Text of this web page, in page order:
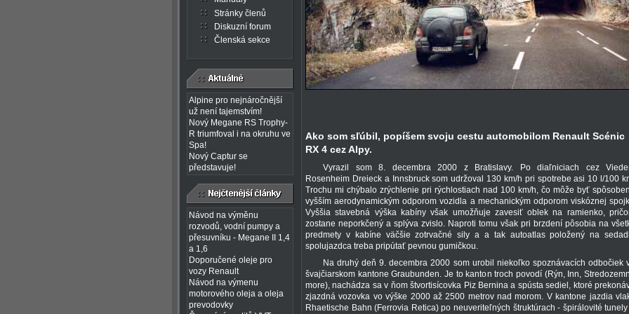
Stránky členů
Diskuzní forum
Členská sekce
Alpine pro nejnáročnější
už není tajemstvím!
Nový Megane RS Trophy-
R triumfoval i na okruhu ve
Spa!
Nový Captur se
představuje!
Návod na výměnu
rozvodů, vodní pumpy a
přesuvníku - Megane II 1,4
a 1,6
Doporučené oleje pro
vozy Renault
Návod na výmenu
motorového oleja a oleja
prevodovky
Ako som sľúbil, popíšem svoju cestu automobilom Renault Scénic
RX 4 cez Alpy.
Vyrazil som 8. decembra 2000 z Bratislavy. Po diaľniciach cez
Rosenheim Dreieck a Innsbruck som udržoval 130 km/h pri spotrebe asi 10 l/100
Trochu mi chýbalo zrýchlenie pri rýchlostiach nad 100 km/h, čo môže byť
vyšším aerodynamickým odporom vozidla a mechanickým odporom viskóznej
Vyššia stavebná výška kabíny však umožňuje zavesiť oblek na ramienko,
zostane neporkčený a splýva zvislo. Naproti tomu však pri brzdení pôsobia na
predmety v kabíne väčšie zotrvačné sily a a tak autoatlas položený na
spolujazdca treba pripútať pevnou gumičkou.
Na druhý deň 9. decembra 2000 som urobil niekoľko spoznávacích odbočiek
švajčiarskom kantone Graubunden. Je to kanton troch povodí (Rýn, Inn,
more), nachádza sa v ňom štvortisícovka Piz Bernina a spústa sediel, ktoré
zjazdná vozovka vo výške 2000 až 2500 metrov nad morom. V kantone jazdia
Rhaetische Bahn (Ferrovia Retica) po neuveriteľných štruktúrach - špirálovité